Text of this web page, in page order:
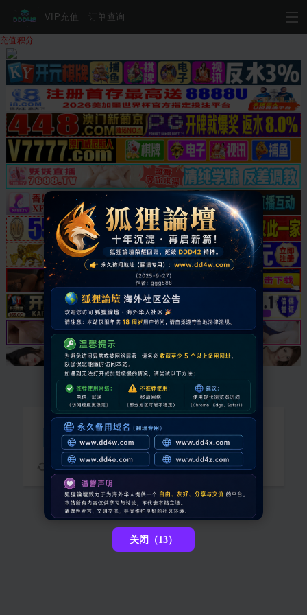
VIP充值 订单查询
充值积分
抱歉，您需要登录后才能查看
请稍候...
关闭（13）